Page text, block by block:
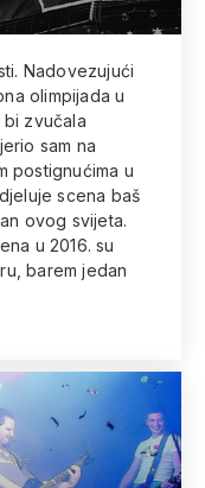
Nadovezujući
olimpijada u
bi zvučala
sam na
postignućima u
scena baš
ovog svijeta.
u 2016. su
barem jedan